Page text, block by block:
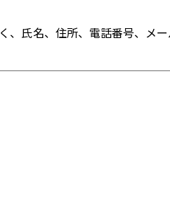
、氏名、住所、電話番号、メ